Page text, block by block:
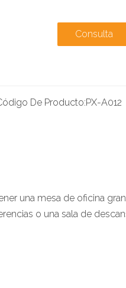
Consulta
De Producto:PX-A012
una mesa de oficina
o una sala de